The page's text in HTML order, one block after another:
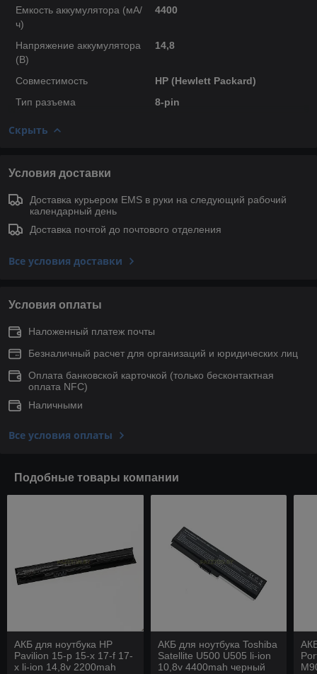
Емкость аккумулятора (мА/
ч)
4400
Напряжение аккумулятора
(В)
14,8
Совместимость
HP (Hewlett Packard)
Тип разъема
8-pin
Скрыть
Условия доставки
Доставка курьером EMS в руки на следующий рабочий
календарный день
Доставка почтой до почтового отделения
Все условия доставки
Условия оплаты
Наложенный платеж почты
Безналичный расчет для организаций и юридических лиц
Оплата банковской карточкой (только беcконтактная
оплата NFC)
Наличными
Все условия оплаты
Подобные товары компании
АКБ для ноутбука HP
Pavilion 15-p 15-x 17-f 17-
x li-ion 14,8v 2200mah
АКБ для ноутбука Toshiba
Satellite U500 U505 li-ion
10,8v 4400mah черный